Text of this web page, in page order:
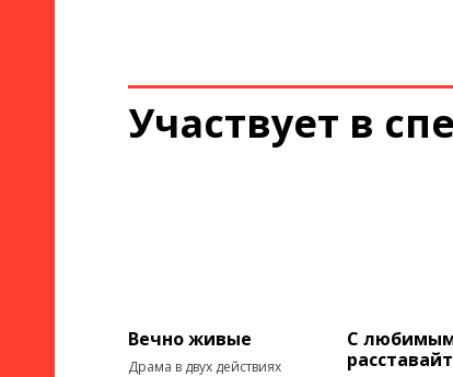
Участвует в
Вечно живые
Драма в двух действиях
С